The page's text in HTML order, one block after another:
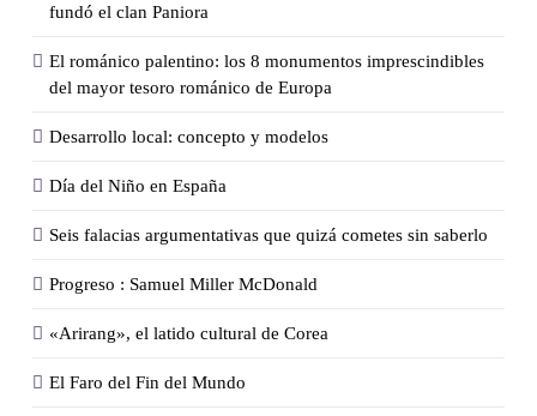
fundó el clan Paniora
El románico palentino: los 8 monumentos imprescindibles
del mayor tesoro románico de Europa
Desarrollo local: concepto y modelos
Día del Niño en España
Seis falacias argumentativas que quizá cometes sin saberlo
Progreso : Samuel Miller McDonald
«Arirang», el latido cultural de Corea
El Faro del Fin del Mundo